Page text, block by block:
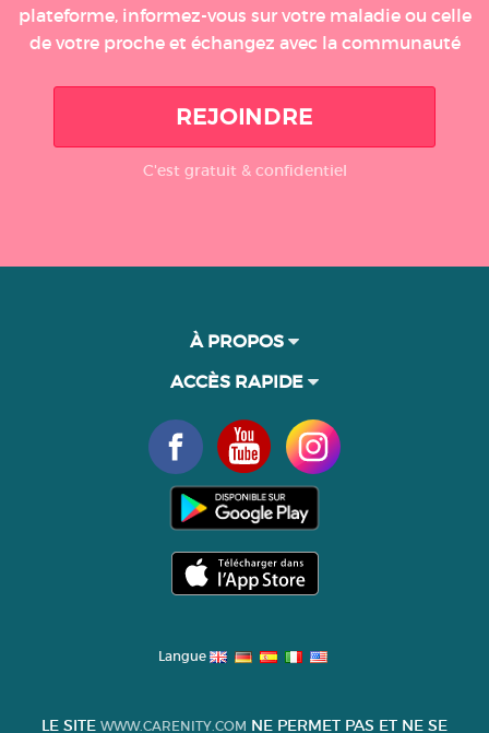
plateforme, informez-vous sur votre maladie ou celle
de votre proche et échangez avec la communauté
REJOINDRE
C'est gratuit & confidentiel
À PROPOS
ACCÈS RAPIDE
Langue
LE SITE WWW.CARENITY.COM NE PERMET PAS ET NE SE